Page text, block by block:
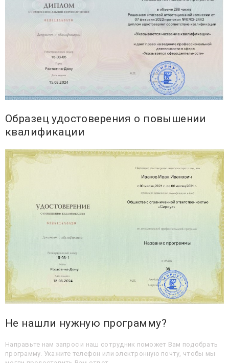
Образец удостоверения о повышении
квалификации
Не нашли нужную программу?
Направьте нам запрос и наш сотрудник поможет Вам подобрать
программу. Укажите телефон или электронную почту, чтобы мы